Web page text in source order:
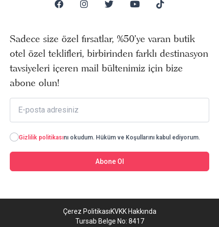
Sadece size özel fırsatlar, %50’ye varan butik
otel özel teklifleri, birbirinden farklı destinasyon
tavsiyeleri içeren mail bültenimiz için bize
abone olun!
Gizlilik politikasını okudum. Hüküm ve Koşullarını kabul ediyorum.
Abone Ol
Tursab Belge No: 8417
Çerez PolitikasıKVKK Hakkında